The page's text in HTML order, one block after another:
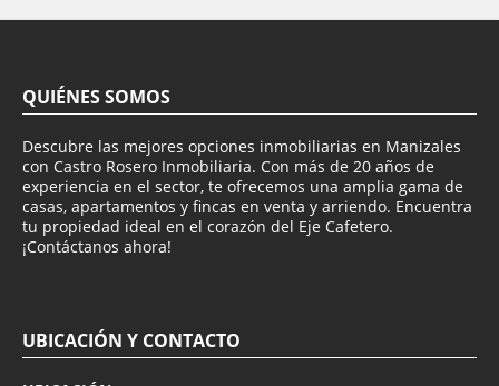
QUIÉNES SOMOS
Descubre las mejores opciones inmobiliarias en Manizales
con Castro Rosero Inmobiliaria. Con más de 20 años de
experiencia en el sector, te ofrecemos una amplia gama de
casas, apartamentos y fincas en venta y arriendo. Encuentra
tu propiedad ideal en el corazón del Eje Cafetero.
¡Contáctanos ahora!
UBICACIÓN Y CONTACTO